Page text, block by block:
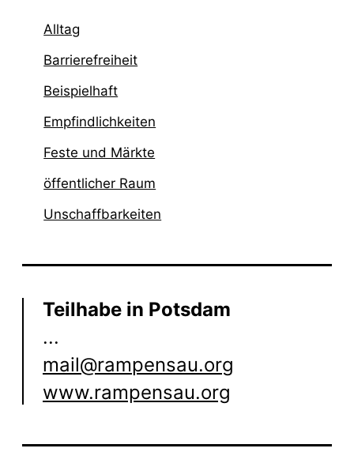
Alltag
Barrierefreiheit
Beispielhaft
Empfindlichkeiten
Feste und Märkte
öffentlicher Raum
Unschaffbarkeiten
Teilhabe in Potsdam
...
mail@rampensau.org
www.rampensau.org